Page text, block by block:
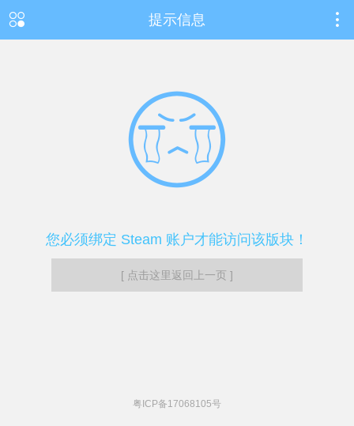
提示信息
您必须绑定 Steam 账户才能访问该版块！
[ 点击这里返回上一页 ]
粤ICP备17068105号